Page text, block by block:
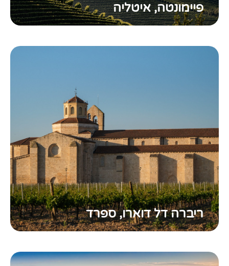
פיימונטה, איטליה
ריברה דל דוארו, ספרד